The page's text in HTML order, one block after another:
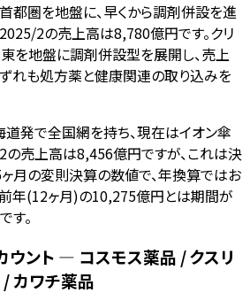
都圏を地盤に、早くから調剤併設を進
2の売上高は8,780億円です。クリ
を地盤に調剤併設型を展開し、売上
れも処方薬と健康関連の取り込みを
発で全国網を持ち、現在はイオン傘
の売上高は8,456億円ですが、これは決
月の変則決算の数値で、年換算ではお
年(12ヶ月)の10,275億円とは期間が
す。
ウント — コスモス薬品 / クスリ
カワチ薬品